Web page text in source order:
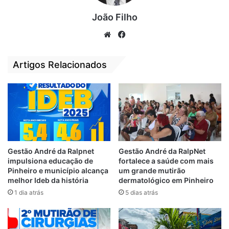
contaminação dos recursos hídricos de
em busca de materiais que possam ser
vendidos para reciclagem. “O descarte de
resíduos sólidos passíveis de reutilização e
de reciclagem, inapropriadamente, mantém
em exclusão social várias pessoas que
poderiam ser empregadas em coleta,
segregação e em indústrias de reciclagem”,
complementa.
O processo teve como relator o
Sousa. Também participaram os
João Filho
We
Artigos Relacionados
Gestão André da Ralpnet
impulsiona educação de
Pinheiro e município alcança
melhor Ideb da história
1 dia atrás
Gestão André da RalpNet
fortalece a saúde com mais
um grande mutirão
dermatológico em Pinheiro
5 dias atrás